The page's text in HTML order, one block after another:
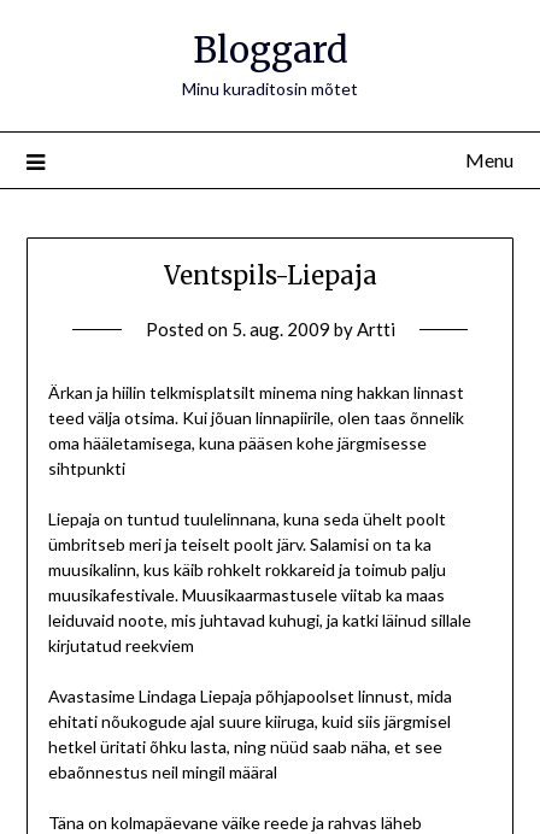
Bloggard
Minu kuraditosin mõtet
Menu
Ventspils-Liepaja
Posted on 5. aug. 2009 byArtti
Ärkan ja hiilin telkmisplatsilt minema ning hakkan linnast
teed välja otsima. Kui jõuan linnapiirile, olen taas õnnelik
oma hääletamisega, kuna pääsen kohe järgmisesse
sihtpunkti
Liepaja on tuntud tuulelinnana, kuna seda ühelt poolt
ümbritseb meri ja teiselt poolt järv. Salamisi on ta ka
muusikalinn, kus käib rohkelt rokkareid ja toimub palju
muusikafestivale. Muusikaarmastusele viitab ka maas
leiduvaid noote, mis juhtavad kuhugi, ja katki läinud sillale
kirjutatud reekviem
Avastasime Lindaga Liepaja põhjapoolset linnust, mida
ehitati nõukogude ajal suure kiiruga, kuid siis järgmisel
hetkel üritati õhku lasta, ning nüüd saab näha, et see
ebaõnnestus neil mingil määral
Täna on kolmapäevane väike reede ja rahvas läheb